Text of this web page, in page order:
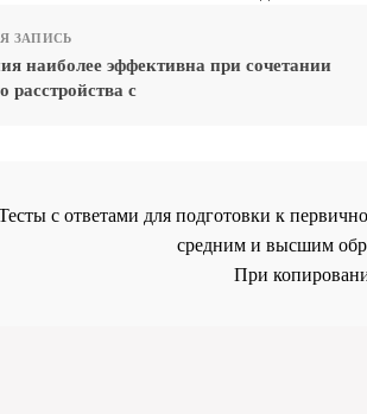
ЗАПИСЬ
наиболее эффективна при сочетании
расстройства с
с ответами для подготовки к
средним и высшим
При